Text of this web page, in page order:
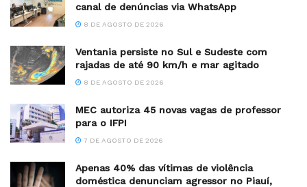
canal de denúncias via WhatsApp
8 DE AGOSTO DE 2026
Ventania persiste no Sul e Sudeste com
rajadas de até 90 km/h e mar agitado
8 DE AGOSTO DE 2026
MEC autoriza 45 novas vagas de professor
para o IFPI
7 DE AGOSTO DE 2026
Apenas 40% das vítimas de violência
doméstica denunciam agressor no Piauí,